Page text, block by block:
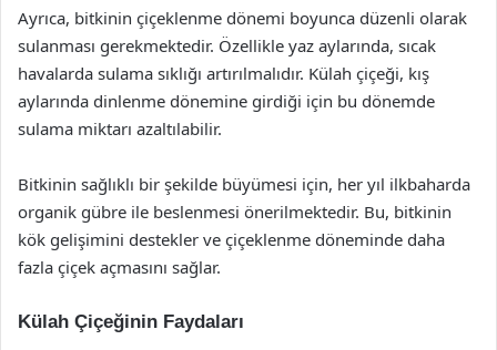
Ayrıca, bitkinin çiçeklenme dönemi boyunca düzenli olarak
sulanması gerekmektedir. Özellikle yaz aylarında, sıcak
havalarda sulama sıklığı artırılmalıdır. Külah çiçeği, kış
aylarında dinlenme dönemine girdiği için bu dönemde
sulama miktarı azaltılabilir.
Bitkinin sağlıklı bir şekilde büyümesi için, her yıl ilkbaharda
organik gübre ile beslenmesi önerilmektedir. Bu, bitkinin
kök gelişimini destekler ve çiçeklenme döneminde daha
fazla çiçek açmasını sağlar.
Külah Çiçeğinin Faydaları